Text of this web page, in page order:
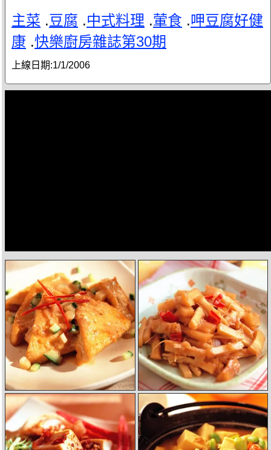
主菜 .豆腐 .中式料理 .葷食 .呷豆腐好健
康 .快樂廚房雜誌第30期
上線日期:1/1/2006